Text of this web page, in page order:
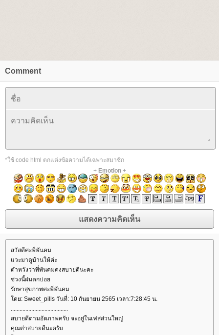
Comment
*ใช้ code html ตกแต่งข้อความได้เฉพาะสมาชิก
+ Emotion+
สวัสดีค่ะพี่พันคม
วะมาดูบ้านให้ค่ะ
ต๋าหวังว่าพี่พันคมคงสบายดีนะคะ
ช่วงนี้ฝนตกบ่อ
รักษาสุขภาพค่ะพี่พันคม
ดย: Sweet_pills วันที่: 10 กันยายน 2565 เวลา:7:28:45 น.
.......................................
สบายดีตามอัตภาพครับ จะอยู่ในเฟสส่วนใหญ่
คุณต๋าสบายดีนะครับ